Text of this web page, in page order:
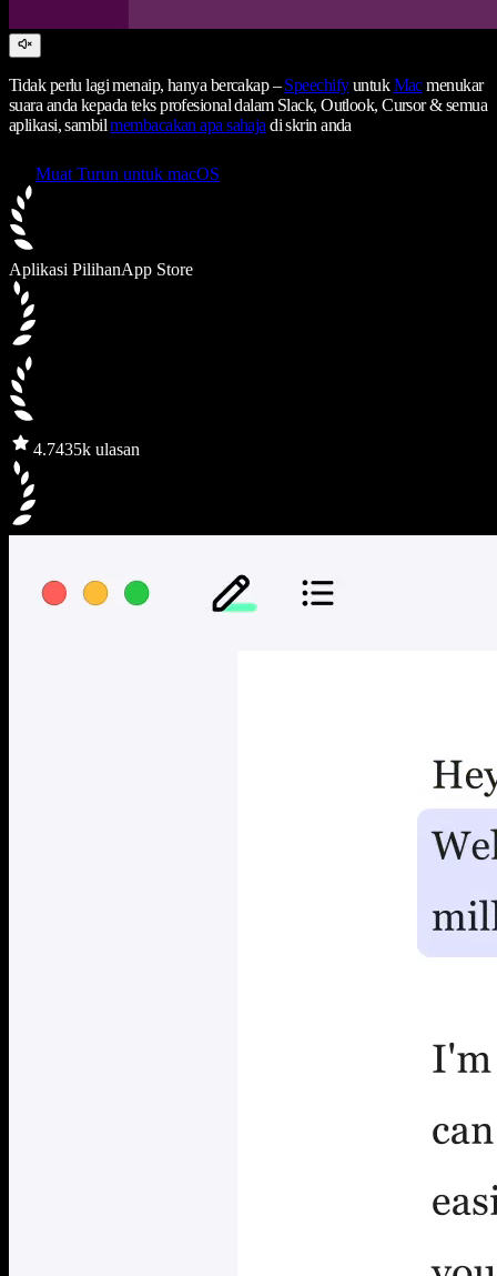
Tidak perlu lagi menaip, hanya bercakap –SpeechifyuntukMacmenukar
suara anda kepada teks profesional dalam Slack, Outlook, Cursor & semua
aplikasi, sambilmembacakan apa sahaja di skrin anda
Muat Turun untuk macOS
Aplikasi PilihanApp Store
4.7435k ulasan